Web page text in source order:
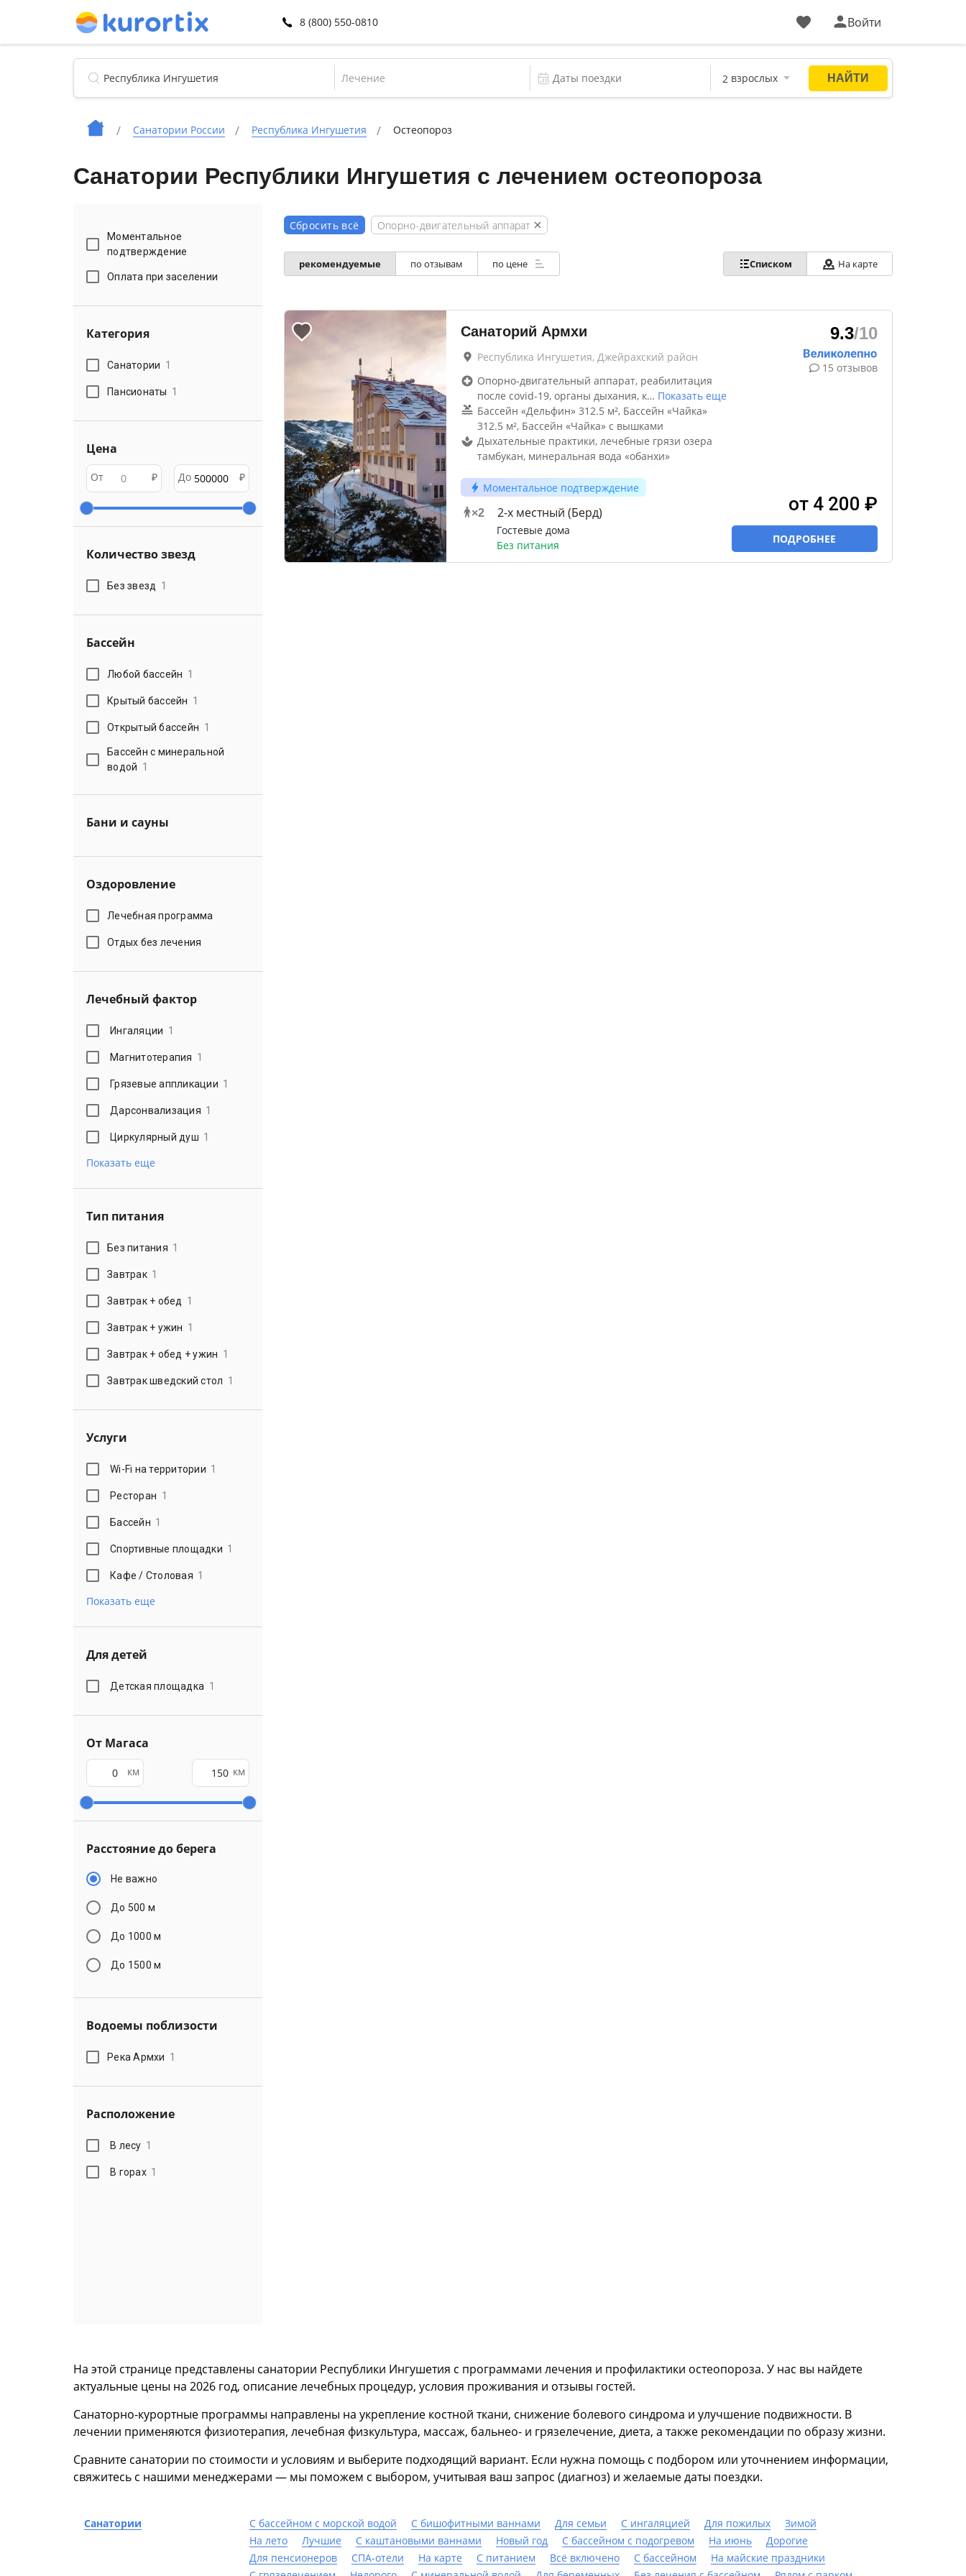
8 (800) 550-0810 Войти
Лечение
Санатории России Республика Ингушетия Остеопороз
Санатории Республики Ингушетия с лечением остеопороза
Моментальное
подтверждение
Оплата при заселении
Категория
Санатории 1
Пансионаты 1
Цена
От ₽ До ₽
Количество звезд
Без звезд 1
Бассейн
Любой бассейн 1
Крытый бассейн 1
Открытый бассейн 1
Бассейн с минеральной
водой 1
Бани и сауны
Оздоровление
Лечебная программа
Отдых без лечения
Лечебный фактор
Ингаляции 1
Магнитотерапия 1
Грязевые аппликации 1
Дарсонвализация 1
Циркулярный душ 1
Показать еще
Тип питания
Без питания 1
Завтрак 1
Завтрак + обед 1
Завтрак + ужин 1
Завтрак + обед + ужин 1
Завтрак шведский стол 1
Услуги
Wi-Fi на территории 1
Ресторан 1
Бассейн 1
Спортивные площадки 1
Кафе / Столовая 1
Показать еще
Для детей
Детская площадка 1
От Магаса
км км
Расстояние до берега
Не важно
До 500 м
До 1000 м
До 1500 м
Водоемы поблизости
Река Армхи 1
Расположение
В лесу 1
В горах 1
Сбросить всё Опорно-двигательный аппарат
рекомендуемые по отзывам по цене Списком На карте
Санаторий Армхи
Республика Ингушетия, Джейрахский район
Опорно-двигательный аппарат, реабилитация
после covid-19, органы дыхания, к… Показать еще
Бассейн «Дельфин» 312.5 м², Бассейн «Чайка»
312.5 м², Бассейн «Чайка» с вышками
Дыхательные практики, лечебные грязи озера
тамбукан, минеральная вода «обанхи»
Моментальное подтверждение
×2 2-х местный (Берд)
Гостевые дома
Без питания
9.3/10
15 отзывов
от 4 200 ₽
ПОДРОБНЕЕ
На этой странице представлены санатории Республики Ингушетия с программами лечения и профилактики остеопороза. У нас вы найдете
актуальные цены на 2026 год, описание лечебных процедур, условия проживания и отзывы гостей.
Санаторно-курортные программы направлены на укрепление костной ткани, снижение болевого синдрома и улучшение подвижности. В
лечении применяются физиотерапия, лечебная физкультура, массаж, бальнео- и грязелечение, диета, а также рекомендации по образу жизни.
Сравните санатории по стоимости и условиям и выберите подходящий вариант. Если нужна помощь с подбором или уточнением информации,
свяжитесь с нашими менеджерами — мы поможем с выбором, учитывая ваш запрос (диагноз) и желаемые даты поездки.
Санатории С бассейном с морской водой С бишофитными ваннами Для семьи С ингаляцией Для пожилых
Зимой
На лето
Лучшие С каштановыми ваннами Новый год С бассейном с подогревом На июнь
Дорогие
Для пенсионеров
СПА-отели На карте С питанием Всё включено C бассейном
На майские праздники